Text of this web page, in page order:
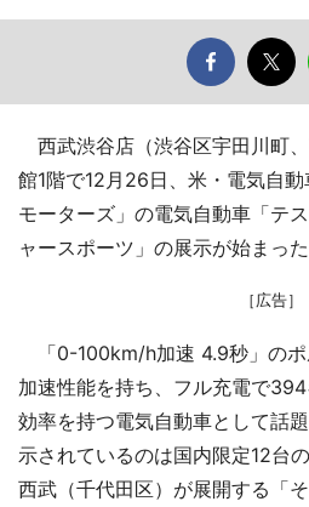
西武渋谷店（渋谷区宇田川町
館1階で12月26日、米・電気自
モーターズ」の電気自動車「テ
ャースポーツ」の展示が始まった
［広告］
「0-100km/h加速 4.9秒」のポ
加速性能を持ち、フル充電で
効率を持つ電気自動車として話
示されているのは国内限定12台
西武（千代田区）が展開する「